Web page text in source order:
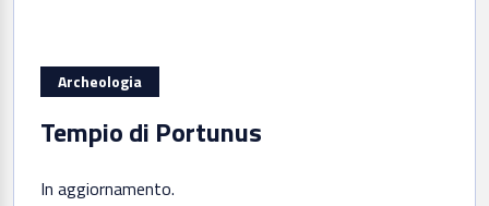
Archeologia
Tempio di Portunus
In aggiornamento